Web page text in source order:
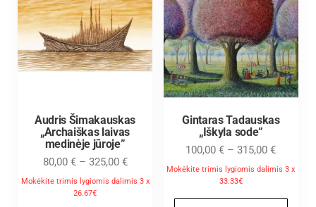
Audris Šimakauskas
„Archaiškas laivas
medinėje jūroje”
80,00 € – 325,00 €
Mokėkite trimis lygiomis dalimis 3 x
26.67€
Gintaras Tadauskas
„Iškyla sode”
100,00€ – 315,00€
Mokėkite trimis lygiomis dalimis 3 x
33.33€